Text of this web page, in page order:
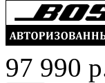
97 990